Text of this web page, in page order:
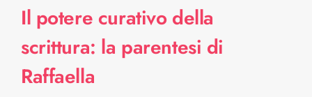
Il potere curativo della
scrittura: la parentesi di
Raffaella